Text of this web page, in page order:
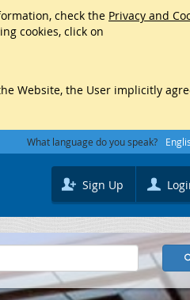
check the Privacy and
cookies, click on
Website, the User implicitly
What language do you speak?
Sign Up